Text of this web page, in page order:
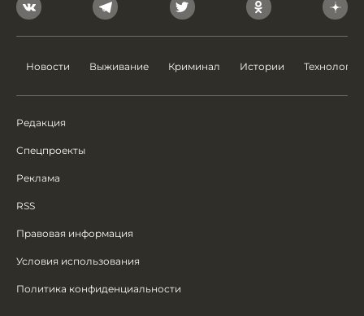
Новости Выживание Криминал Истории Технологии
Редакция
Спецпроекты
Реклама
RSS
Правовая информация
Условия использования
Политика конфиденциальности